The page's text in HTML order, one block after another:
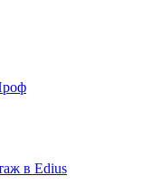
в Edius